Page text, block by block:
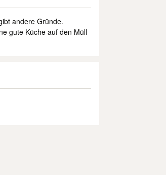
andere Gründe.
gute Küche auf den Müll